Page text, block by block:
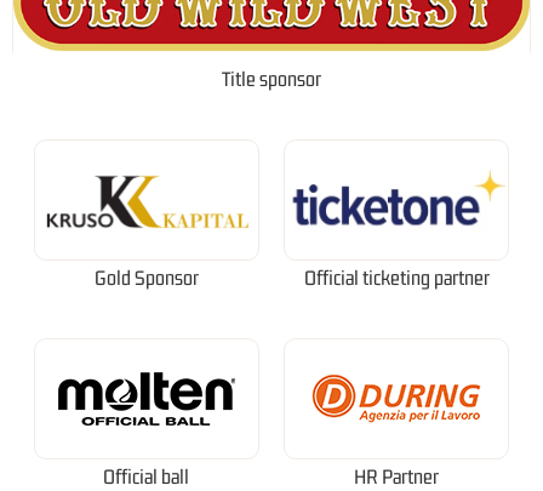
Title sponsor
Gold Sponsor Official ticketing partner
Official ball HR Partner